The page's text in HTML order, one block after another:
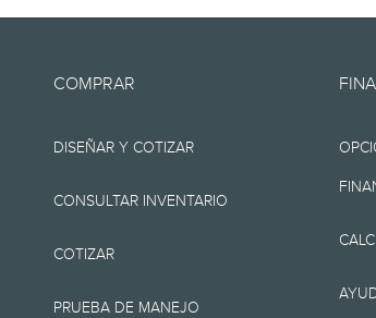
se proporciona
o
incluyendo, pero sin
del sitio, la
y los productos.
COMPRAR
DISEÑAR Y COTIZAR
CONSULTAR INVENTARIO
COTIZAR
PRUEBA DE MANEJO